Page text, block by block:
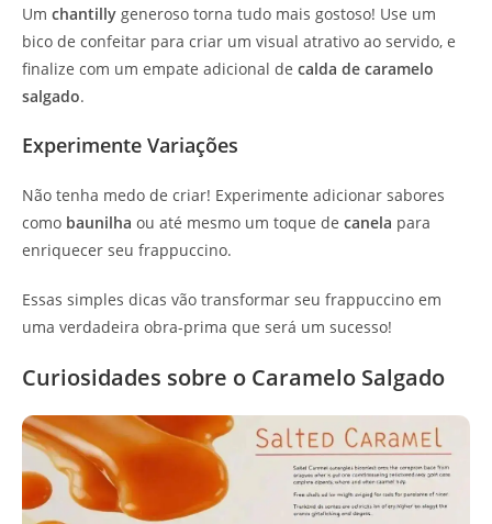
Um chantilly generoso torna tudo mais gostoso! Use um
bico de confeitar para criar um visual atrativo ao servido, e
finalize com um empate adicional de calda de caramelo
salgado.
Experimente Variações
Não tenha medo de criar! Experimente adicionar sabores
como baunilha ou até mesmo um toque de canela para
enriquecer seu frappuccino.
Essas simples dicas vão transformar seu frappuccino em
uma verdadeira obra-prima que será um sucesso!
Curiosidades sobre o Caramelo Salgado